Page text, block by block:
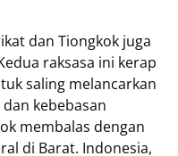
dan Tiongkok juga
raksasa ini kerap
saling melancarkan
kebebasan
membalas dengan
di Barat. Indonesia,